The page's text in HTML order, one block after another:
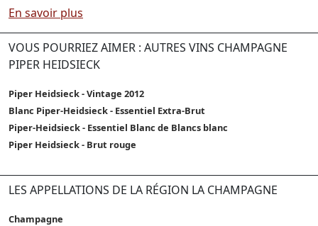
En savoir plus
VOUS POURRIEZ AIMER : AUTRES VINS CHAMPAGNE
PIPER HEIDSIECK
Piper Heidsieck - Vintage 2012
Blanc Piper-Heidsieck - Essentiel Extra-Brut
Piper-Heidsieck - Essentiel Blanc de Blancs blanc
Piper Heidsieck - Brut rouge
LES APPELLATIONS DE LA RÉGION LA CHAMPAGNE
Champagne